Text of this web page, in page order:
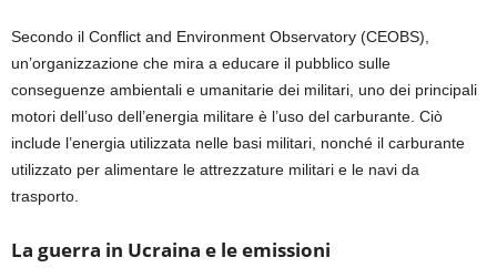
Secondo il Conflict and Environment Observatory (CEOBS),
un’organizzazione che mira a educare il pubblico sulle
conseguenze ambientali e umanitarie dei militari, uno dei principali
motori dell’uso dell’energia militare è l’uso del carburante. Ciò
include l’energia utilizzata nelle basi militari, nonché il carburante
utilizzato per alimentare le attrezzature militari e le navi da
trasporto.
La guerra in Ucraina e le emissioni